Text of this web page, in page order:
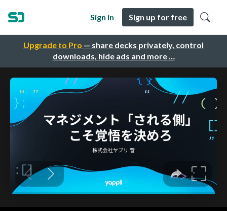
Upgrade to Pro — share decks privately, control
downloads, hide ads and more …
Sign in Sign up for free